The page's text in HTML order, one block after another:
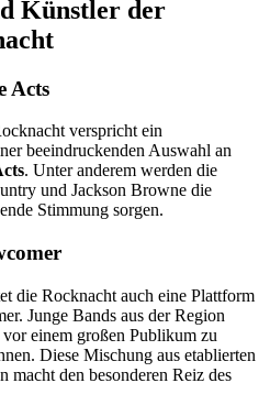
Künstler der
Acts
verspricht ein
beeindruckenden Auswahl an
. Unter anderem werden die
und Jackson Browne die
Stimmung sorgen.
die Rocknacht auch eine Plattform
Junge Bands aus der Region
einem großen Publikum zu
Diese Mischung aus etablierten
macht den besonderen Reiz des